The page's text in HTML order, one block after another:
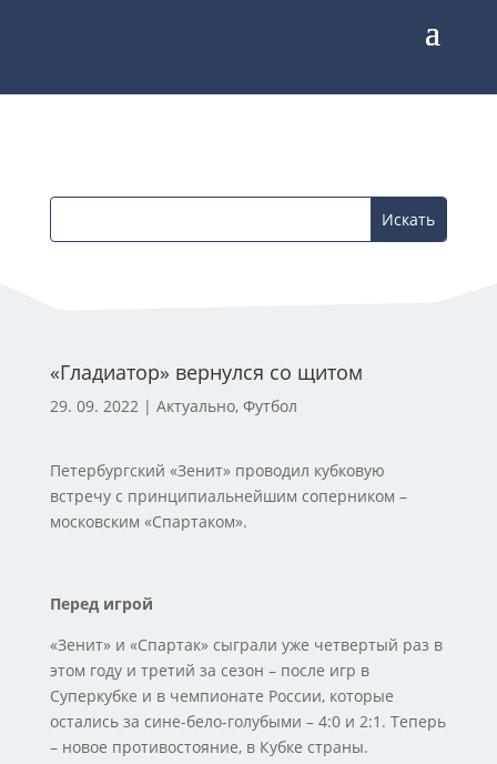
«Гладиатор» вернулся со щитом
29. 09. 2022| Актуально, Футбол
Петербургский «Зенит» проводил кубковую
встречу с принципиальнейшим соперником –
московским «Спартаком».
Перед игрой
«Зенит» и «Спартак» сыграли уже четвертый раз в
этом году и третий за сезон – после игр в
Суперкубке и в чемпионате России, которые
остались за сине-бело-голубыми – 4:0 и 2:1. Теперь
– новое противостояние, в Кубке страны.